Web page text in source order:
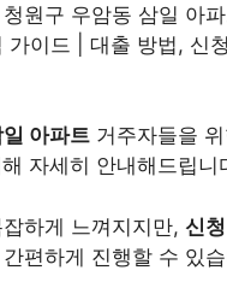
원구 우암동 삼일 아
가이드 | 대출 방법, 신
아파트 거주자들을
자세히 안내해드립니
하게 느껴지지만, 신
편하게 진행할 수 있